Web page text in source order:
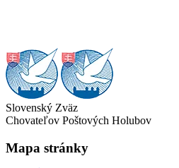
Slovenský Zväz
Chovateľov Poštových Holubov
Mapa stránky